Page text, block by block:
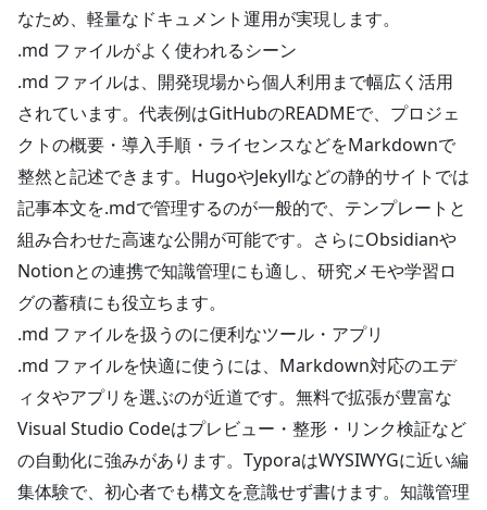
なため、軽量なドキュメント運用が実現します。
.md ファイルがよく使われるシーン
.md ファイルは、開発現場から個人利用まで幅広く活用
されています。代表例はGitHubのREADMEで、プロジェ
クトの概要・導入手順・ライセンスなどをMarkdownで
整然と記述できます。HugoやJekyllなどの静的サイトでは
記事本文を.mdで管理するのが一般的で、テンプレートと
組み合わせた高速な公開が可能です。さらにObsidianや
Notionとの連携で知識管理にも適し、研究メモや学習ロ
グの蓄積にも役立ちます。
.md ファイルを扱うのに便利なツール・アプリ
.md ファイルを快適に使うには、Markdown対応のエデ
ィタやアプリを選ぶのが近道です。無料で拡張が豊富な
Visual Studio Codeはプレビュー・整形・リンク検証など
の自動化に強みがあります。TyporaはWYSIWYGに近い編
集体験で、初心者でも構文を意識せず書けます。知識管理